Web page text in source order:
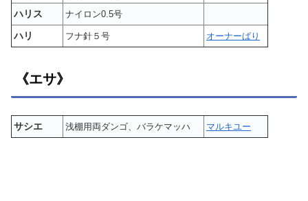
ハリス ナイロン0.5号
ハリ フナ針５号 オーナーばり
《エサ》
サシエ 浅棚用両ダンゴ、バラケマッハ マルキユー